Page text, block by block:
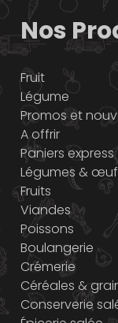
Nos
Fruit
Légume
Promos et
A offrir
Paniers express
Légumes &
Fruits
Viandes
Poissons
Boulangerie
Crémerie
Céréales &
Conserverie